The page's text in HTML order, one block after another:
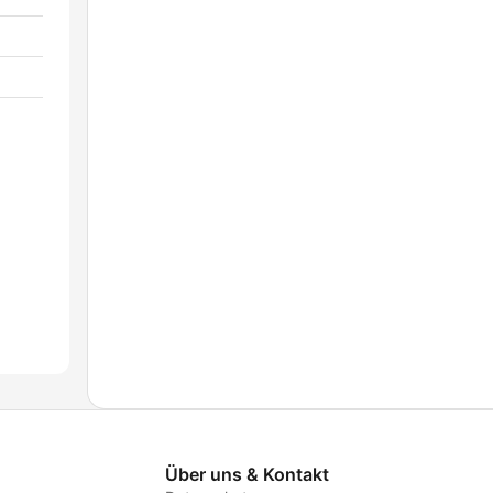
Über uns & Kontakt